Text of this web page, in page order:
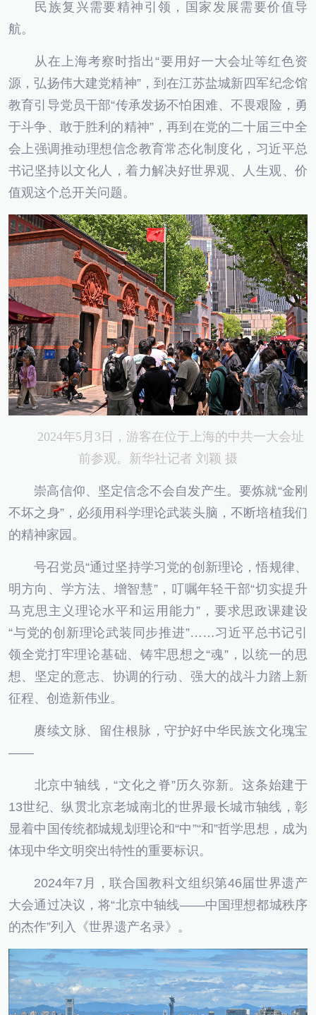
民族复兴需要精神引领，国家发展需要价值导
航。
从在上海考察时指出“要用好一大会址等红色资
源，弘扬伟大建党精神”，到在江苏盐城新四军纪念馆
教育引导党员干部“传承发扬不怕困难、不畏艰险，勇
于斗争、敢于胜利的精神”，再到在党的二十届三中全
会上强调推动理想信念教育常态化制度化，习近平总
书记坚持以文化人，着力解决好世界观、人生观、价
值观这个总开关问题。
2024年5月3日，游客在位于上海的中共一大会址
前参观。新华社记者 刘颖 摄
崇高信仰、坚定信念不会自发产生。要炼就“金刚
不坏之身”，必须用科学理论武装头脑，不断培植我们
的精神家园。
号召党员“通过坚持学习党的创新理论，悟规律、
明方向、学方法、增智慧”，叮嘱年轻干部“切实提升
马克思主义理论水平和运用能力”，要求思政课建设
“与党的创新理论武装同步推进”……习近平总书记引
领全党打牢理论基础、铸牢思想之“魂”，以统一的思
想、坚定的意志、协调的行动、强大的战斗力踏上新
征程、创造新伟业。
赓续文脉、留住根脉，守护好中华民族文化瑰宝
——
北京中轴线，“文化之脊”历久弥新。这条始建于
13世纪、纵贯北京老城南北的世界最长城市轴线，彰
显着中国传统都城规划理论和“中”“和”哲学思想，成为
体现中华文明突出特性的重要标识。
2024年7月，联合国教科文组织第46届世界遗产
大会通过决议，将“北京中轴线——中国理想都城秩序
的杰作”列入《世界遗产名录》。